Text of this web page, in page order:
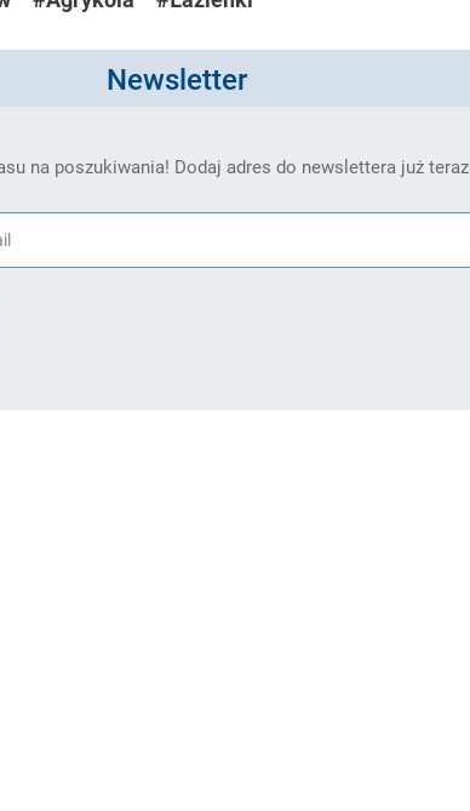
Newsletter
na poszukiwania! Dodaj adres do newslettera już teraz